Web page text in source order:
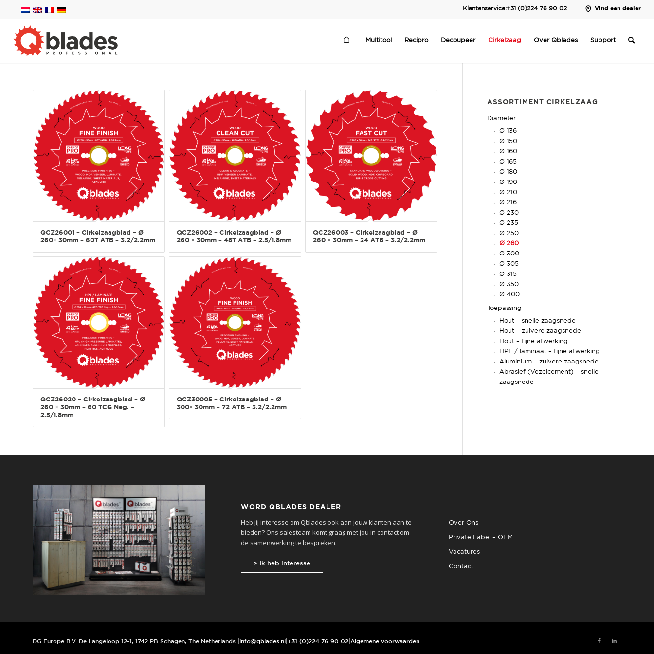
Klantenservice:+31 (0)224 76 90 02 Vind een dealer
Multitool Recipro Decoupeer Cirkelzaag Over Qblades Support
QCZ26001 – Cirkelzaagblad – Ø
260× 30mm – 60T ATB – 3.2/2.2mm
QCZ26002 – Cirkelzaagblad – Ø
260 × 30mm – 48T ATB – 2.5/1.8mm
QCZ26003 – Cirkelzaagblad – Ø
260 × 30mm – 24 ATB – 3.2/2.2mm
QCZ26020 – Cirkelzaagblad – Ø
260 × 30mm – 60 TCG Neg. –
2.5/1.8mm
QCZ30005 – Cirkelzaagblad – Ø
300× 30mm – 72 ATB – 3.2/2.2mm
ASSORTIMENT CIRKELZAAG
Diameter
Ø 136
Ø 150
Ø 160
Ø 165
Ø 180
Ø 190
Ø 210
Ø 216
Ø 230
Ø 235
Ø 250
Ø 260
Ø 300
Ø 305
Ø 315
Ø 350
Ø 400
Toepassing
Hout – snelle zaagsnede
Hout – zuivere zaagsnede
Hout – fijne afwerking
HPL / laminaat – fijne afwerking
Aluminium – zuivere zaagsnede
Abrasief (Vezelcement) – snelle
zaagsnede
WORD QBLADES DEALER
Heb jij interesse om Qblades ook aan jouw klanten aan te
bieden? Ons salesteam komt graag met jou in contact om
de samenwerking te bespreken.
> Ik heb interesse
Over Ons
Private Label – OEM
Vacatures
Contact
DG Europe B.V. De Langeloop 12-1, 1742 PB Schagen, The Netherlands | info@qblades.nl +31 (0)224 76 90 02 Algemene voorwaarden